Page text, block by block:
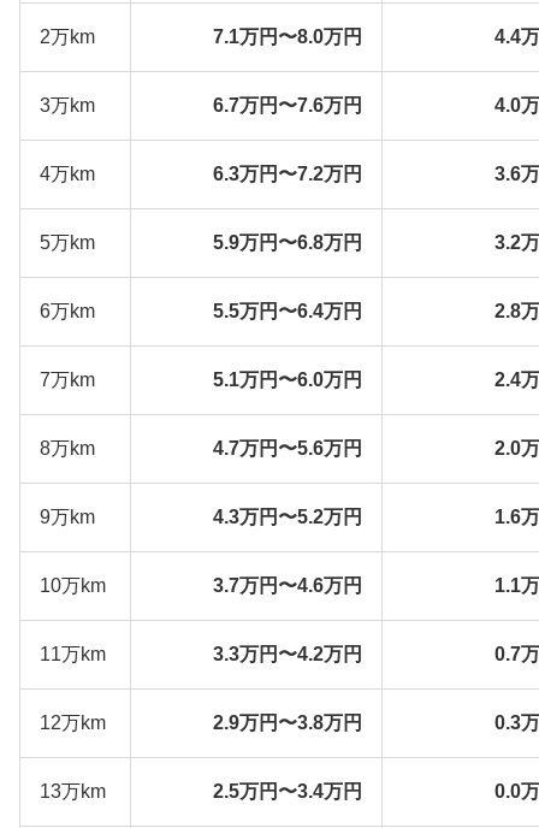
2万km 7.1万円〜8.0万円 4.4
3万km 6.7万円〜7.6万円 4.0
4万km 6.3万円〜7.2万円 3.6
5万km 5.9万円〜6.8万円 3.2
6万km 5.5万円〜6.4万円 2.8
7万km 5.1万円〜6.0万円 2.4
8万km 4.7万円〜5.6万円 2.0
9万km 4.3万円〜5.2万円 1.6
10万km 3.7万円〜4.6万円 1.1
11万km 3.3万円〜4.2万円 0.7
12万km 2.9万円〜3.8万円 0.3
13万km 2.5万円〜3.4万円 0.0